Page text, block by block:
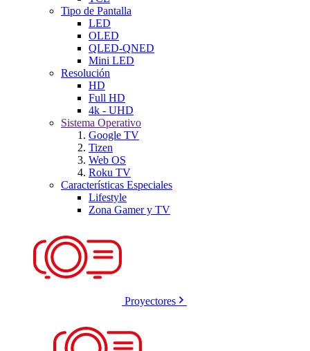
Tipo de Pantalla
LED
OLED
QLED-QNED
Mini LED
Resolución
HD
Full HD
4k - UHD
Sistema Operativo
Google TV
Tizen
Web OS
Roku TV
Características Especiales
Lifestyle
Zona Gamer y TV
Proyectores